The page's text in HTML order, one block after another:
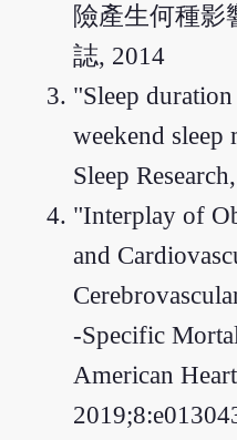
險產生何種影
誌, 2014
"Sleep
weekend sleep
Sleep
"Interplay of
and
‐Specific
American